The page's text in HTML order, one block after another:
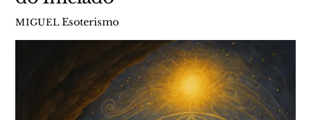
MIGUEL Esoterismo